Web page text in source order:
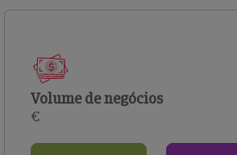
Volume de negócios
€